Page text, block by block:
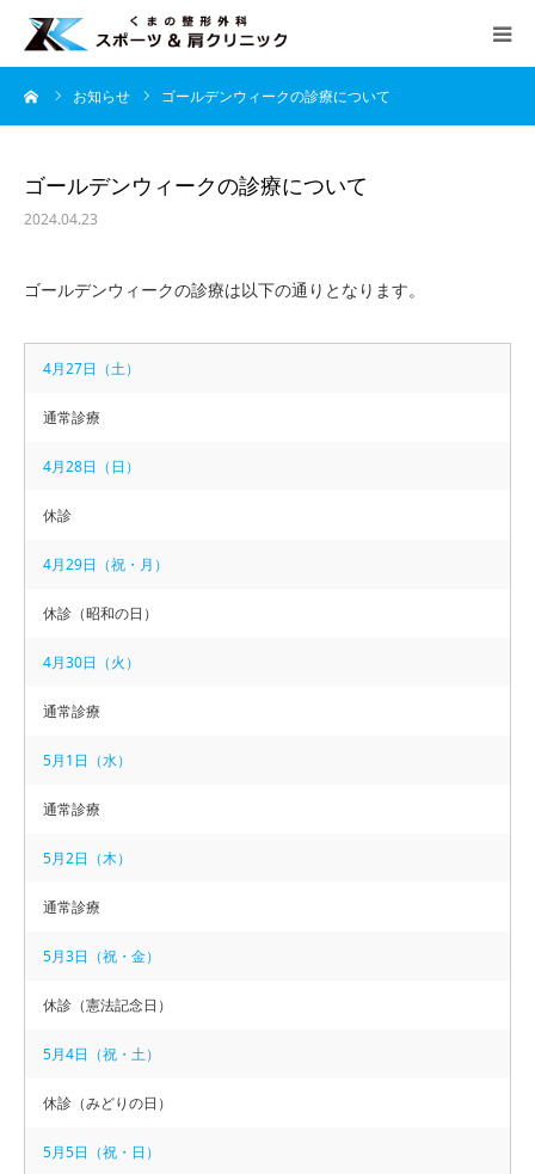
お知らせ ゴールデンウィークの診療について
ゴールデンウィークの診療について
2024.04.23
ゴールデンウィークの診療は以下の通りとなります。
4月27日（土）
通常診療
4月28日（日）
休診
4月29日（祝・月）
休診（昭和の日）
4月30日（火）
通常診療
5月1日（水）
通常診療
5月2日（木）
通常診療
5月3日（祝・金）
休診（憲法記念日）
5月4日（祝・土）
休診（みどりの日）
5月5日（祝・日）
HOME
よくあるご質問
アクセス
○
○
【 休診 】
【 お電話 】
TEL.